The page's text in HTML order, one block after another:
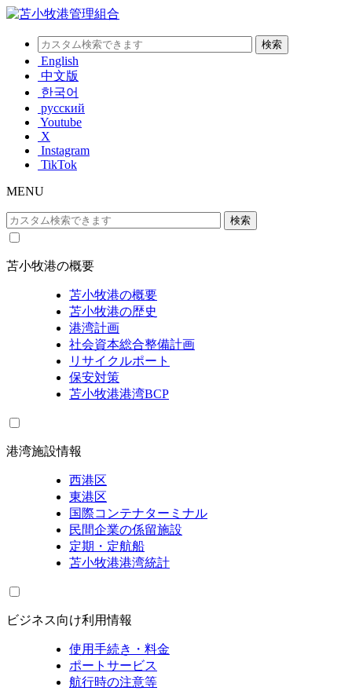
English
中文版
한국어
русский
Youtube
X
Instagram
TikTok
MENU
苫小牧港の概要
苫小牧港の概要
苫小牧港の歴史
港湾計画
社会資本総合整備計画
リサイクルポート
保安対策
苫小牧港港湾BCP
港湾施設情報
西港区
東港区
国際コンテナターミナル
民間企業の係留施設
定期・定航船
苫小牧港港湾統計
ビジネス向け利用情報
使用手続き・料金
ポートサービス
航行時の注意等